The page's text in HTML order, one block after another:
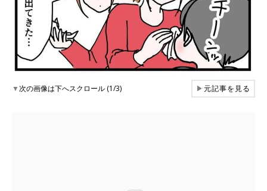
▼次の画像は下へスクロール (1/3) ▶元記事を見る